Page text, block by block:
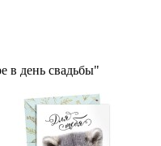
в день свадьбы"